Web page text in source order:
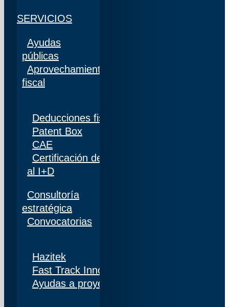
SERVICIOS
Ayudas
públicas
Aprovechamiento
fiscal
Deducciones fiscales
Patent Box
CAE
Certificación de personal adscrito al 100%
al I+D
Consultoría
estratégica
Convocatorias
Hazitek
Fast Track Innobideak
Ayudas a proyectos de I+D+i en Navarra